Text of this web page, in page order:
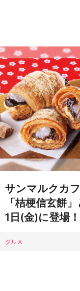
サンマルクカ
「桔梗信玄餅
1日(金)に登場！
グルメ